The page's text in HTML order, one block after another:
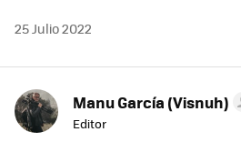
25 Julio 2022
Manu García (Visnuh)
Editor